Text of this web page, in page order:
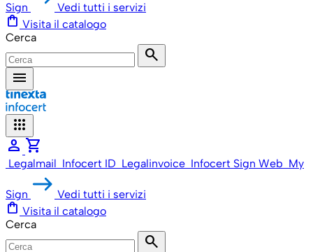
Sign Vedi tutti i servizi
shopping_bag Visita il catalogo
Cerca
search
menu
apps
person shopping_cart
Legalmail Infocert ID Legalinvoice Infocert Sign Web My
Sign Vedi tutti i servizi
shopping_bag Visita il catalogo
Cerca
search